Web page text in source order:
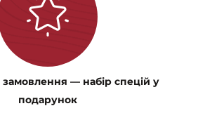
— набір спецій у
подарунок